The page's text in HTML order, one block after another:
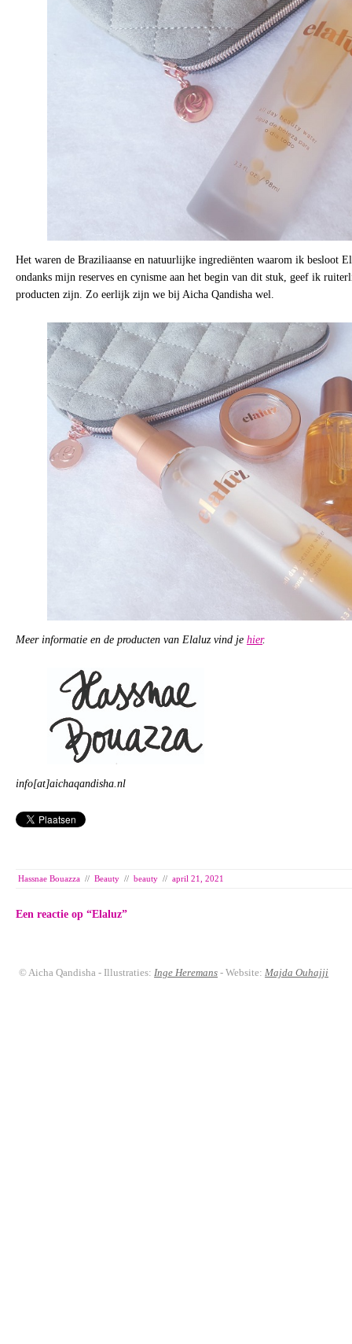
Het waren de Braziliaanse en natuurlijke ingrediënten waarom ik besloot
ondanks mijn reserves en cynisme aan het begin van dit stuk, geef ik
producten zijn. Zo eerlijk zijn we bij Aicha Qandisha wel.
Meer informatie en de producten van Elaluz vind je hier.
info[at]aichaqandisha.nl
Hassnae Bouazza // Beauty // beauty // april 21, 2021
Een reactie op “Elaluz”
© Aicha Qandisha - Illustraties:Inge Heremans - Website:Majda Ouhajji